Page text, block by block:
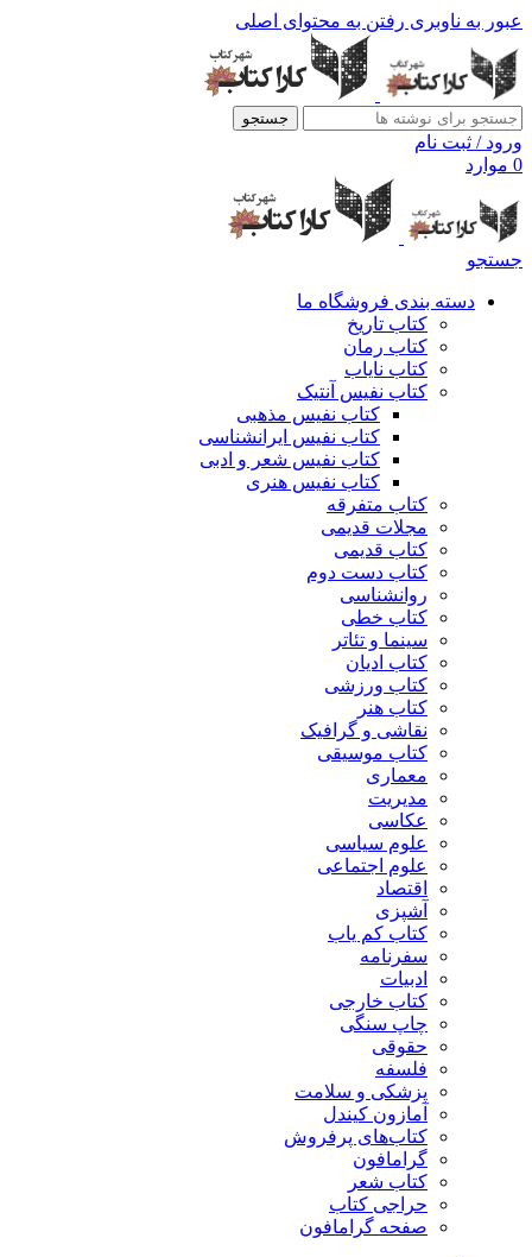
عبور به ناوبری رفتن به محتوای اصلی
جستجو
ورود / ثبت نام
0 موارد
جستجو
دسته بندی فروشگاه ما
کتاب تاریخ
کتاب رمان
کتاب نایاب
کتاب نفیس آنتیک
کتاب نفیس مذهبی
کتاب نفیس ایرانشناسی
کتاب نفیس شعر و ادبی
کتاب نفیس هنری
کتاب متفرقه
مجلات قدیمی
کتاب قدیمی
کتاب دست دوم
روانشناسی
کتاب خطی
سینما و تئاتر
کتاب ادیان
کتاب ورزشی
کتاب هنر
نقاشی و گرافیک
کتاب موسیقی
معماری
مدیریت
عکاسی
علوم سیاسی
علوم اجتماعی
اقتصاد
آشپزی
کتاب کم یاب
سفرنامه
ادبیات
کتاب خارجی
چاپ سنگی
حقوقی
فلسفه
پزشکی و سلامت
آمازون کیندل
کتاب‌های پرفروش
گرامافون
کتاب شعر
حراجی کتاب
صفحه گرامافون